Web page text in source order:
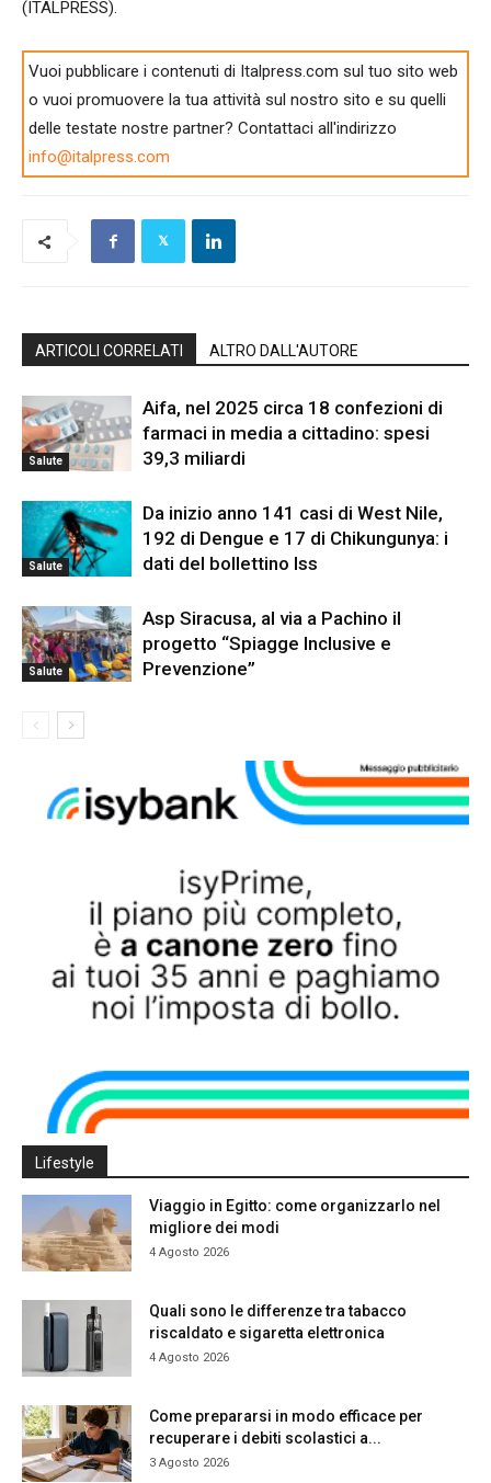
(ITALPRESS).
Vuoi pubblicare i contenuti di Italpress.com sul tuo sito web
o vuoi promuovere la tua attività sul nostro sito e su quelli
delle testate nostre partner? Contattaci all'indirizzo
info@italpress.com
ARTICOLI CORRELATI ALTRO DALL'AUTORE
Salute
Aifa, nel 2025 circa 18 confezioni di
farmaci in media a cittadino: spesi
39,3 miliardi
Salute
Da inizio anno 141 casi di West Nile,
192 di Dengue e 17 di Chikungunya: i
dati del bollettino Iss
Salute
Asp Siracusa, al via a Pachino il
progetto “Spiagge Inclusive e
Prevenzione”
Lifestyle
Viaggio in Egitto: come organizzarlo nel
migliore dei modi
4 Agosto 2026
Quali sono le differenze tra tabacco
riscaldato e sigaretta elettronica
4 Agosto 2026
Come prepararsi in modo efficace per
recuperare i debiti scolastici a...
3 Agosto 2026